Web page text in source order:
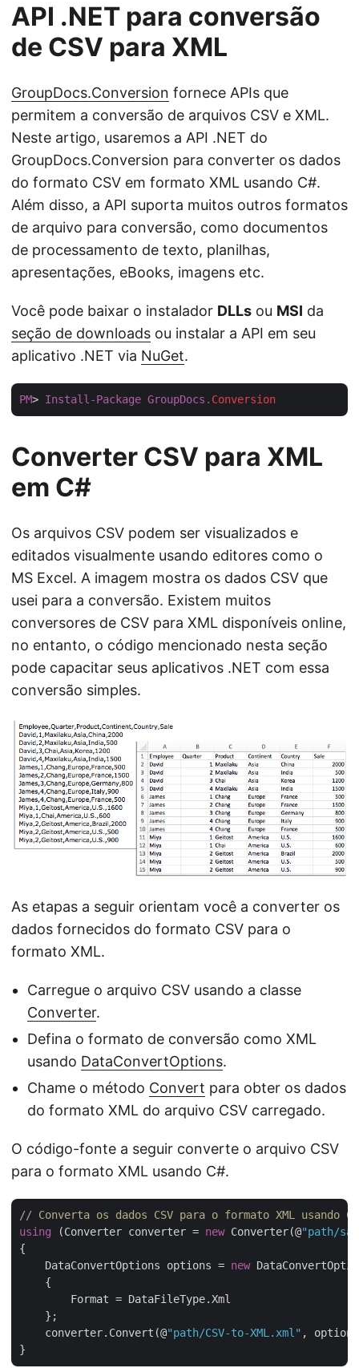
API .NET para conversão
de CSV para XML
GroupDocs.Conversion fornece APIs que
permitem a conversão de arquivos CSV e XML.
Neste artigo, usaremos a API .NET do
GroupDocs.Conversion para converter os dados
do formato CSV em formato XML usando C#.
Além disso, a API suporta muitos outros formatos
de arquivo para conversão, como documentos
de processamento de texto, planilhas,
apresentações, eBooks, imagens etc.
Você pode baixar o instalador DLLs ou MSI da
seção de downloads ou instalar a API em seu
aplicativo .NET via NuGet.
PM> Install-Package GroupDocs .Conversion
Converter CSV para XML
em C#
Os arquivos CSV podem ser visualizados e
editados visualmente usando editores como o
MS Excel. A imagem mostra os dados CSV que
usei para a conversão. Existem muitos
conversores de CSV para XML disponíveis online,
no entanto, o código mencionado nesta seção
pode capacitar seus aplicativos .NET com essa
conversão simples.
As etapas a seguir orientam você a converter os
dados fornecidos do formato CSV para o
formato XML.
Carregue o arquivo CSV usando a classe
Converter.
Defina o formato de conversão como XML
usando DataConvertOptions.
Chame o método Convert para obter os dados
do formato XML do arquivo CSV carregado.
O código-fonte a seguir converte o arquivo CSV
para o formato XML usando C#.
// Converta os dados CSV para o formato XML usando C#
using (Converter converter = new Converter(@"path/
{
    DataConvertOptions options =
new
    {
        Format = DataFileType.Xml
    };
    converter.Convert(@
"path/CSV-to-XML.xml" ,